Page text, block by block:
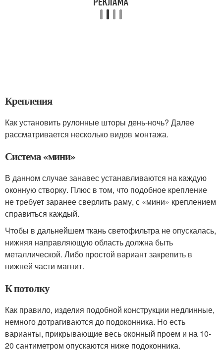
Крепления
Как установить рулонные шторы день-ночь? Далее
рассматривается несколько видов монтажа.
Система «мини»
В данном случае занавес устанавливаются на каждую
оконную створку. Плюс в том, что подобное крепление
не требует заранее сверлить раму, с «мини» креплением
справиться каждый.
Чтобы в дальнейшем ткань светофильтра не опускалась,
нижняя направляющую область должна быть
металлической. Либо простой вариант закрепить в
нижней части магнит.
К потолку
Как правило, изделия подобной конструкции недлинные,
немного дотрагиваются до подоконника. Но есть
варианты, прикрывающие весь оконный проем и на 10-
20 сантиметром опускаются ниже подоконника.